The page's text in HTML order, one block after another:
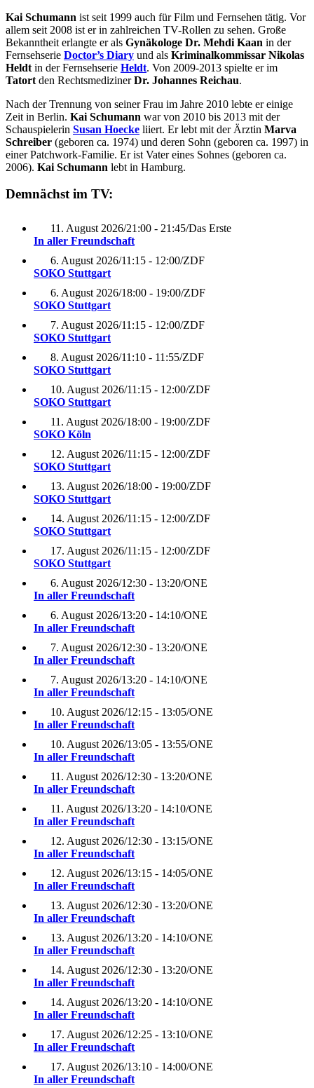
Kai Schumann ist seit 1999 auch für Film und Fernsehen tätig. Vor
allem seit 2008 ist er in zahlreichen TV-Rollen zu sehen. Große
Bekanntheit erlangte er als Gynäkologe Dr. Mehdi Kaan in der
Fernsehserie Doctor’s Diary und als Kriminalkommissar Nikolas
Heldt in der Fernsehserie Heldt. Von 2009-2013 spielte er im
Tatort den RechtsmedizinerDr. Johannes Reichau.
Nach der Trennung von seiner Frau im Jahre 2010 lebte er einige
Zeit in Berlin. Kai Schumann war von 2010 bis 2013 mit der
Schauspielerin Susan Hoecke liiert. Er lebt mit der Ärztin Marva
Schreiber (geboren ca. 1974) und deren Sohn (geboren ca. 1997) in
einer Patchwork-Familie. Er ist Vater eines Sohnes (geboren ca.
2006). Kai Schumann lebt in Hamburg.
Demnächst im TV:
11. August 2026/21:00 - 21:45/Das Erste
In aller Freundschaft
6. August 2026/11:15 - 12:00/ZDF
SOKO Stuttgart
6. August 2026/18:00 - 19:00/ZDF
SOKO Stuttgart
7. August 2026/11:15 - 12:00/ZDF
SOKO Stuttgart
8. August 2026/11:10 - 11:55/ZDF
SOKO Stuttgart
10. August 2026/11:15 - 12:00/ZDF
SOKO Stuttgart
11. August 2026/18:00 - 19:00/ZDF
SOKO Köln
12. August 2026/11:15 - 12:00/ZDF
SOKO Stuttgart
13. August 2026/18:00 - 19:00/ZDF
SOKO Stuttgart
14. August 2026/11:15 - 12:00/ZDF
SOKO Stuttgart
17. August 2026/11:15 - 12:00/ZDF
SOKO Stuttgart
6. August 2026/12:30 - 13:20/ONE
In aller Freundschaft
6. August 2026/13:20 - 14:10/ONE
In aller Freundschaft
7. August 2026/12:30 - 13:20/ONE
In aller Freundschaft
7. August 2026/13:20 - 14:10/ONE
In aller Freundschaft
10. August 2026/12:15 - 13:05/ONE
In aller Freundschaft
10. August 2026/13:05 - 13:55/ONE
In aller Freundschaft
11. August 2026/12:30 - 13:20/ONE
In aller Freundschaft
11. August 2026/13:20 - 14:10/ONE
In aller Freundschaft
12. August 2026/12:30 - 13:15/ONE
In aller Freundschaft
12. August 2026/13:15 - 14:05/ONE
In aller Freundschaft
13. August 2026/12:30 - 13:20/ONE
In aller Freundschaft
13. August 2026/13:20 - 14:10/ONE
In aller Freundschaft
14. August 2026/12:30 - 13:20/ONE
In aller Freundschaft
14. August 2026/13:20 - 14:10/ONE
In aller Freundschaft
17. August 2026/12:25 - 13:10/ONE
In aller Freundschaft
17. August 2026/13:10 - 14:00/ONE
In aller Freundschaft